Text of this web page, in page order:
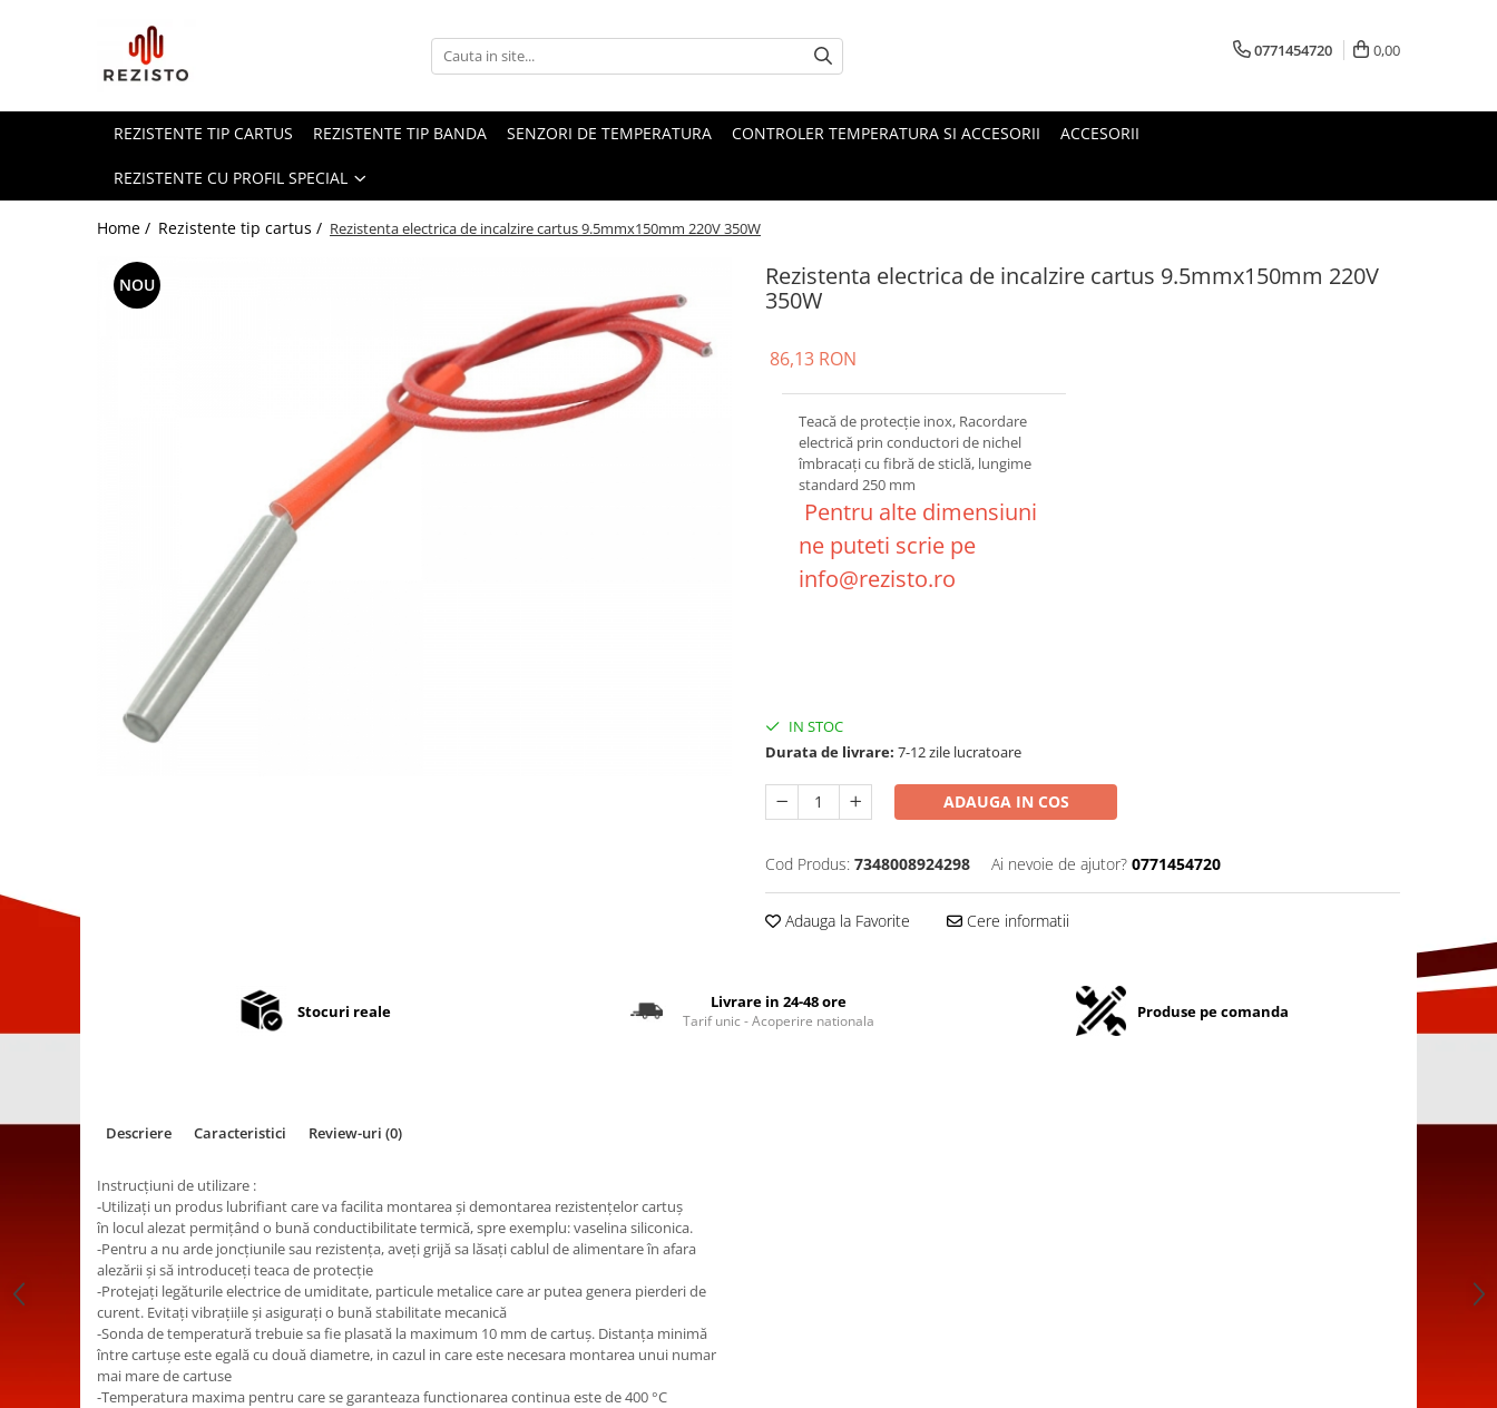
Rezistente cu profil special
Rezistente incalzitoare lichid
Rezistente panou solar
0771454720 0,00
REZISTENTE TIP CARTUS REZISTENTE TIP BANDA SENZORI DE TEMPERATURA CONTROLER TEMPERATURA SI ACCESORII ACCESORII
REZISTENTE CU PROFIL SPECIAL
Home / Rezistente tip cartus / Rezistenta electrica de incalzire cartus 9.5mmx150mm 220V 350W
Rezistenta electrica de incalzire cartus 9.5mmx150mm 220V
350W
NOU
86,13 RON
Teacă de protecţie inox, Racordare
electrică prin conductori de nichel
îmbracaţi cu fibră de sticlă, lungime
standard 250 mm
Pentru alte dimensiuni
ne puteti scrie pe
info@rezisto.ro
IN STOC
Durata de livrare: 7-12 zile lucratoare
ADAUGA IN COS
Cod Produs: 7348008924298 Ai nevoie de ajutor? 0771454720
Adauga la Favorite Cere informatii
Stocuri reale Livrare in 24-48 ore
Tarif unic - Acoperire nationala Produse pe comanda
Descriere Caracteristici Review-uri (0)
Instrucţiuni de utilizare :
-Utilizaţi un produs lubrifiant care va facilita montarea şi demontarea rezistenţelor cartuş
în locul alezat permiţând o bună conductibilitate termică, spre exemplu: vaselina siliconica.
-Pentru a nu arde joncţiunile sau rezistenţa, aveţi grijă sa lăsaţi cablul de alimentare în afara
alezării şi să introduceţi teaca de protecţie
-Protejaţi legăturile electrice de umiditate, particule metalice care ar putea genera pierderi de
curent. Evitaţi vibraţiile şi asiguraţi o bună stabilitate mecanică
-Sonda de temperatură trebuie sa fie plasată la maximum 10 mm de cartuş. Distanţa minimă
între cartuşe este egală cu două diametre, in cazul in care este necesara montarea unui numar
mai mare de cartuse
-Temperatura maxima pentru care se garanteaza functionarea continua este de 400 °C